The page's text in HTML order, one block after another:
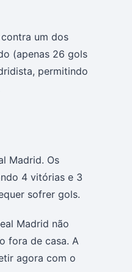
um dos
(apenas 26 gols
permitindo
Madrid. Os
4 vitórias e 3
sofrer gols.
Madrid não
fora de casa. A
agora com o